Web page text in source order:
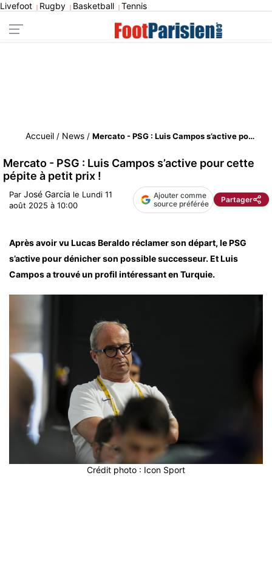
Livefoot | Rugby | Basketball | Tennis
Accueil / News / Mercato - PSG : Luis Campos s’active pour cette pépite à petit prix !
Mercato - PSG : Luis Campos s’active pour cette
pépite à petit prix !
Par José Garcia le Lundi 11
août 2025 à 10:00
Ajouter comme
source préférée
Partager
Après avoir vu Lucas Beraldo réclamer son départ, le PSG
s’active pour dénicher son possible successeur. Et Luis
Campos a trouvé un profil intéressant en Turquie.
Crédit photo : Icon Sport